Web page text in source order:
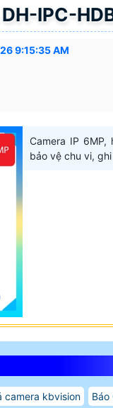
IPC-
9:15:35 AM
Camera IP
bảo vệ chu vi,
camera kbvision Báo